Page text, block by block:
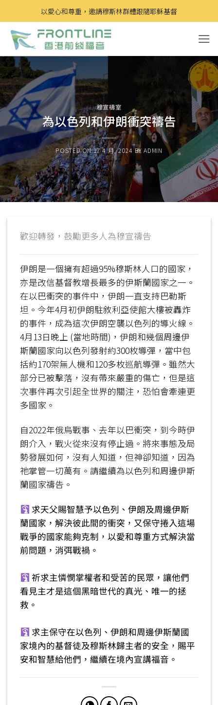
to
content
以愛心和尊重，邀請穆斯林群體跟隨耶穌基督
穆宣禱室
為以色列和伊朗衝突禱告
POSTED ON17 4 月, 2024 BYADMIN
歡迎轉發，鼓勵更多人為穆宣禱告
伊朗是一個擁有超過95%穆斯林人口的國家，
亦是改信基督教增長最多的伊斯蘭國家之一。
在以巴衝突的事件中，伊朗一直支持巴勒斯
坦。今年4月初伊朗駐敘利亞使館大樓被轟炸
的事件，成為這次伊朗空襲以色列的導火線。
4月13日晚上 (當地時間)，伊朗和幾個周邊伊
斯蘭國家向以色列發射約300枚導彈，當中包
括約170架無人機和120多枚巡航導彈。雖然大
部分已被擊落，沒有帶來嚴重的傷亡，但是這
次事件再次引起全世界的關注，恐怕會牽連更
多國家。
自2022年俄烏戰事、去年以巴衝突，到今時伊
朗介入，戰火從來沒有停止過。將來事態及局
勢發展如何，沒有人知道，但神卻知道，因為
祂掌管一切萬有。請繼續為以色列和周邊伊斯
蘭國家禱告。
求天父賜智慧予以色列、伊朗及周邊伊斯
蘭國家，解決彼此間的衝突，又保守捲入這場
戰爭的國家能夠克制，以愛和尊重方式解決當
前問題，消弭戰禍。
祈求主憐憫掌權者和受苦的民眾，讓他們
看見主才是這個黑暗世代的真光、唯一的拯
救。
求主保守在以色列、伊朗和周邊伊斯蘭國
家境內的基督徒及穆斯林歸主者的安全，賜平
安和智慧給他們，繼續在境內宣講福音。